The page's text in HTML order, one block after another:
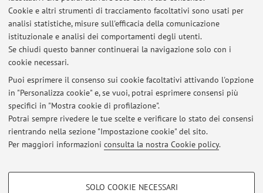
Cookie e altri strumenti di tracciamento facoltativi sono usati per
analisi statistiche, misure sull'efficacia della comunicazione
istituzionale e analisi dei comportamenti degli utenti.
Se chiudi questo banner continuerai la navigazione solo con i
cookie necessari.
Puoi esprimere il consenso sui cookie facoltativi attivando l'opzione
in "Personalizza cookie" e, se vuoi, potrai esprimere consensi più
specifici in "Mostra cookie di profilazione".
Potrai sempre rivedere le tue scelte e verificare lo stato dei consensi
rientrando nella sezione "Impostazione cookie" del sito.
Per maggiori informazioni consulta la nostra Cookie policy.
COOKIE DI PROFILAZIONE - FACOLTATIVI
SOLO COOKIE NECESSARI
Risorse in rete
ORCID
Ultimi avvisi
Al momento non sono presenti avvisi.